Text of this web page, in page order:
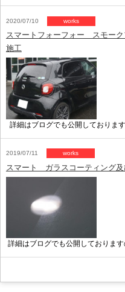
2020/07/10 works
スマートフォーフォー スモーク
施工
詳細はブログでも公開しておりま
2019/07/11 works
スマート ガラスコーティング
詳細はブログでも公開しております